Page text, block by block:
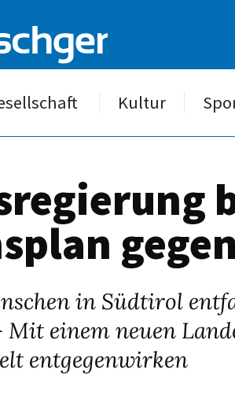
Kultur
in Südtirol
Mit einem neuen
entgegenwirken